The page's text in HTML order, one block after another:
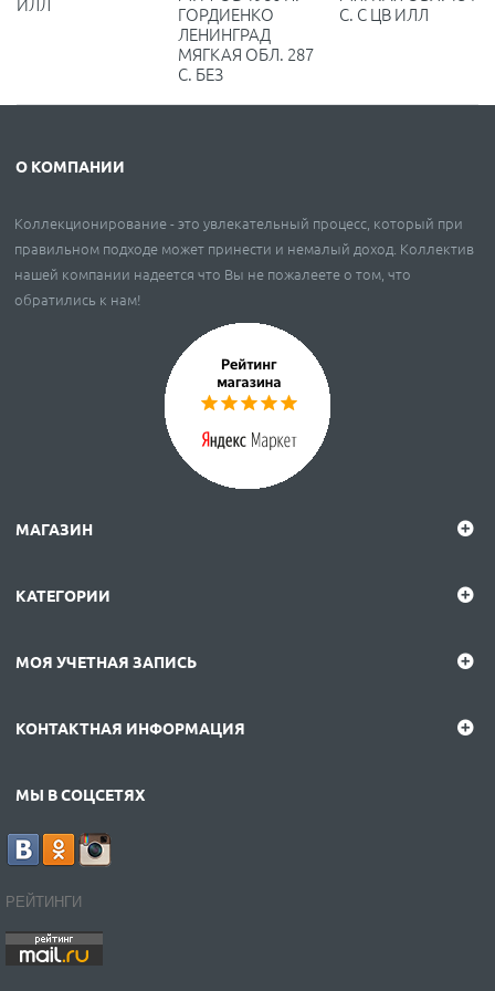
ГОРДИЕНКО
ЛЕНИНГРАД
МЯГКАЯ ОБЛ. 287
С. БЕЗ
С. С ЦВ ИЛЛ
О КОМПАНИИ
Коллекционирование - это увлекательный процесс, который при
правильном подходе может принести и немалый доход. Коллектив
нашей компании надеется что Вы не пожалеете о том, что
обратились к нам!
МАГАЗИН
КАТЕГОРИИ
МОЯ УЧЕТНАЯ ЗАПИСЬ
КОНТАКТНАЯ ИНФОРМАЦИЯ
МЫ В СОЦСЕТЯХ
РЕЙТИНГИ